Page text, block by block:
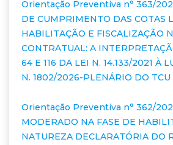
Orientação Preventiva n° 363/
DE CUMPRIMENTO DAS COTAS
HABILITAÇÃO E FISCALIZAÇÃO
CONTRATUAL: A
64 E 116 DA LEI N. 14.133/2021 À
N. 1802/2026-PLENÁRIO DO TCU
Orientação Preventiva n° 362/
MODERADO NA FASE DE
NATUREZA DECLARATÓRIA DO